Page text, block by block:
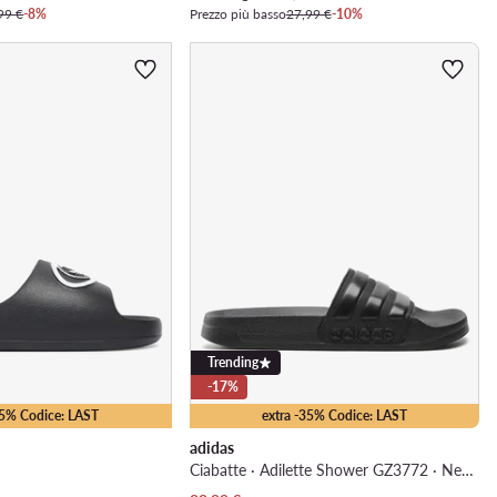
€-8%
Prezzo più basso27,99 €-10%
Codice: LAST extra -35% Codice: LAST
Trending
-17%
adidas
Ciabatte · Adilette Shower GZ3772 · Nero